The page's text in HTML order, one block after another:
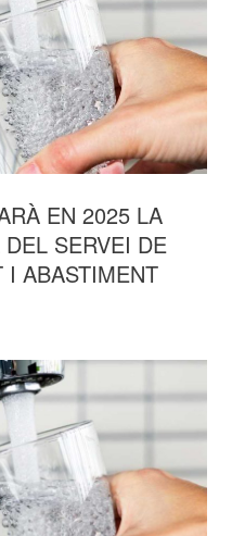
EN 2025 LA
SERVEI DE
I ABASTIMENT